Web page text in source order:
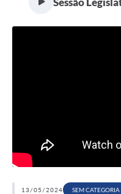
13/05/2024 SEM CATEGORIA